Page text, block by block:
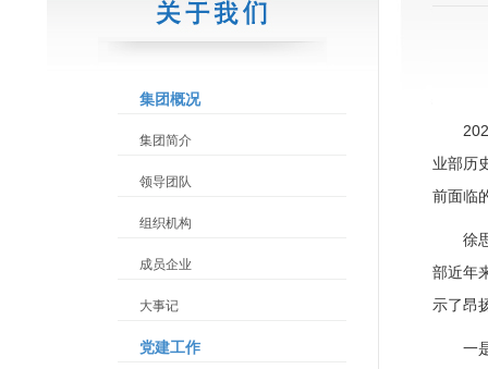
集团概况
集团简介
领导团队
组织机构
成员企业
大事记
党建工作
业部历
前面临
徐
部近年
示了昂
一